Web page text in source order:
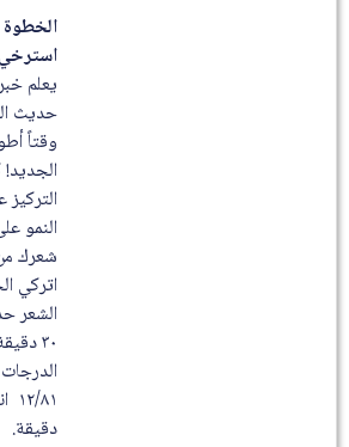
يعلم
حديث
وقتاً
النمو
شعرك من
اتركي
الشعر
٣٠
دقيقة.